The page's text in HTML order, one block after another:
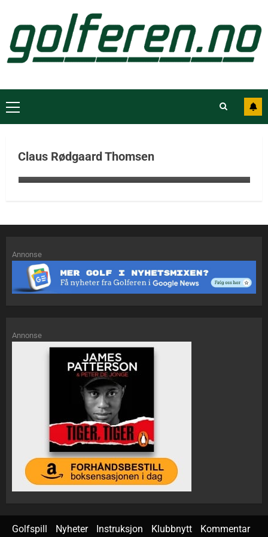
Claus Rødgaard Thomsen
Dansk Golf har fått ny redaktør i 37 år
gamle Claus Rødgaard Thomsen
Annonse
Annonse
Golfspill Nyheter Instruksjon Klubbnytt Kommentar